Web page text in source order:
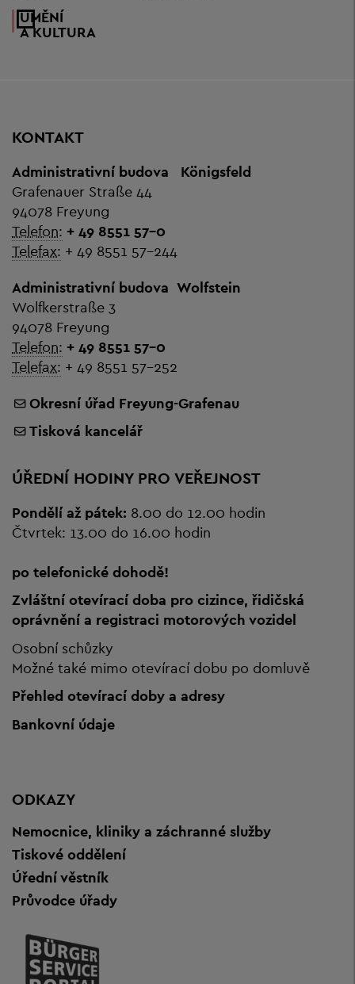
UMĚNÍ
A KULTURA
KONTAKT
Administrativní budova
Königsfeld
Grafenauer Straße 44
94078 Freyung
Telefon: + 49 8551 57-0
Telefax: + 49 8551 57-244
Administrativní budova Wolfstein
Wolfkerstraße 3
94078 Freyung
Telefon: + 49 8551 57-0
Telefax: + 49 8551 57-252
Okresní úřad Freyung-Grafenau
Tisková kancelář
ÚŘEDNÍ HODINY PRO VEŘEJNOST
Pondělí až pátek: 8.00 do 12.00 hodin
Čtvrtek: 13.00 do 16.00 hodin
po telefonické dohodě!
Zvláštní otevírací doba pro cizince, řidičská
oprávnění a registraci motorových vozidel
Osobní schůzky
Možné také mimo otevírací dobu po domluvě
Přehled otevírací doby a adresy
Bankovní údaje
ODKAZY
Nemocnice, kliniky a záchranné služby
Tiskové oddělení
Úřední věstník
Průvodce úřady